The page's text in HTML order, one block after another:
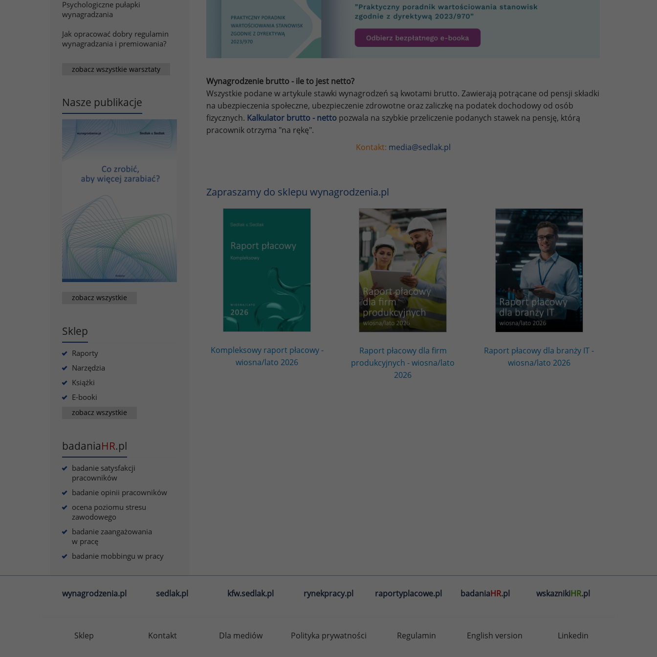
Psychologiczne pułapki
wynagradzania
Jak opracować dobry regulamin
wynagradzania i premiowania?
zobacz wszystkie warsztaty
Nasze publikacje
zobacz wszystkie
Sklep
Raporty
Narzędzia
Książki
E-booki
zobacz wszystkie
badaniaHR.pl
badanie satysfakcji
pracowników
badanie opinii pracowników
ocena poziomu stresu
zawodowego
badanie zaangażowania
w pracę
badanie mobbingu w pracy
Wynagrodzenie brutto - ile to jest netto?
Wszystkie podane w artykule stawki wynagrodzeń są kwotami brutto. Zawierają potrącane od pensji składki
na ubezpieczenia społeczne, ubezpieczenie zdrowotne oraz zaliczkę na podatek dochodowy od osób
fizycznych. Kalkulator brutto - netto pozwala na szybkie przeliczenie podanych stawek na pensję, którą
pracownik otrzyma "na rękę".
Kontakt: media@sedlak.pl
Zapraszamy do sklepu wynagrodzenia.pl
Kompleksowy raport płacowy -
wiosna/lato 2026
Raport płacowy dla firm
produkcyjnych - wiosna/lato
2026
Raport płacowy dla branży IT -
wiosna/lato 2026
wynagrodzenia.pl sedlak.pl kfw.sedlak.pl rynekpracy.pl raportyplacowe.pl badaniaHR.pl wskaznikiHR.pl
Sklep Kontakt Dla mediów Polityka prywatności Regulamin English version Linkedin